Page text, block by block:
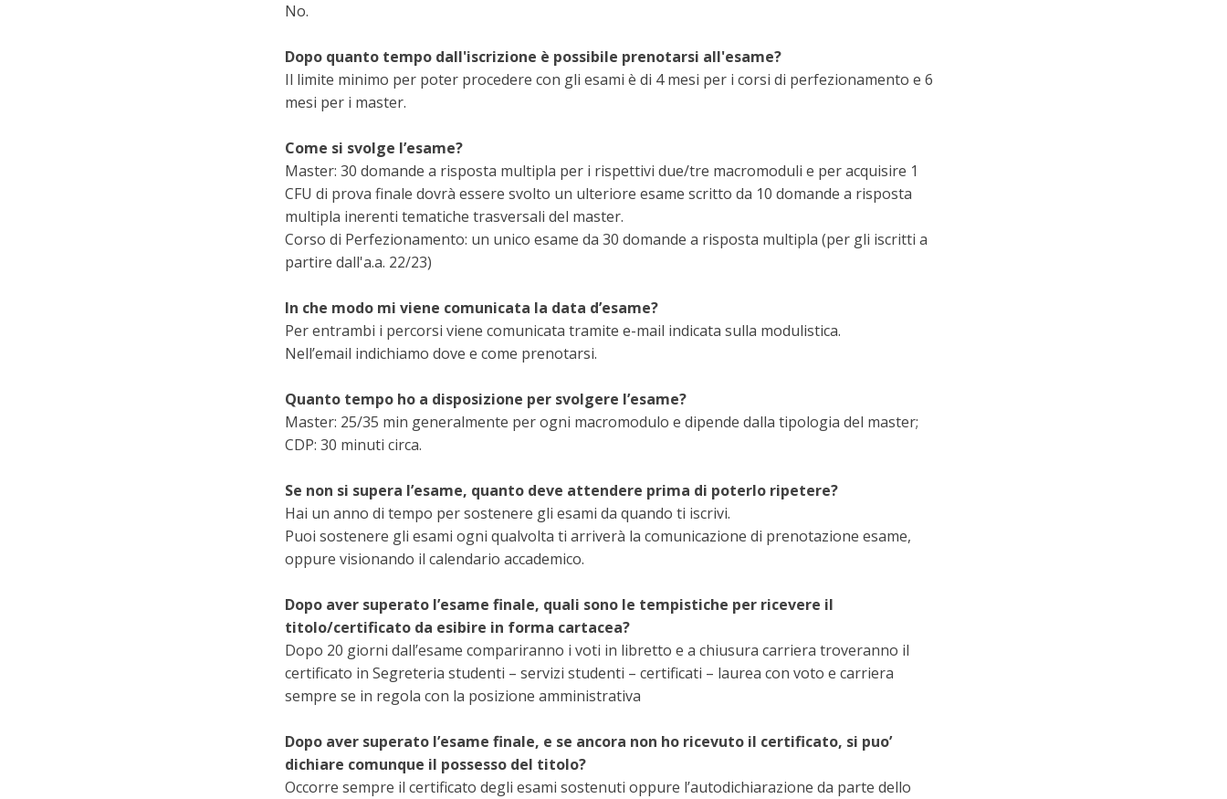
No.
Dopo quanto tempo dall'iscrizione è possibile prenotarsi all'esame?
Il limite minimo per poter procedere con gli esami è di 4 mesi per i corsi di perfezionamento e 6
mesi per i master.
Come si svolge l’esame?
Master: 30 domande a risposta multipla per i rispettivi due/tre macromoduli e per acquisire 1
CFU di prova finale dovrà essere svolto un ulteriore esame scritto da 10 domande a risposta
multipla inerenti tematiche trasversali del master.
Corso di Perfezionamento: un unico esame da 30 domande a risposta multipla (per gli iscritti a
partire dall'a.a. 22/23)
In che modo mi viene comunicata la data d’esame?
Per entrambi i percorsi viene comunicata tramite e-mail indicata sulla modulistica.
Nell’email indichiamo dove e come prenotarsi.
Quanto tempo ho a disposizione per svolgere l’esame?
Master: 25/35 min generalmente per ogni macromodulo e dipende dalla tipologia del master;
CDP: 30 minuti circa.
Se non si supera l’esame, quanto deve attendere prima di poterlo ripetere?
Hai un anno di tempo per sostenere gli esami da quando ti iscrivi.
Puoi sostenere gli esami ogni qualvolta ti arriverà la comunicazione di prenotazione esame,
oppure visionando il calendario accademico.
Dopo aver superato l’esame finale, quali sono le tempistiche per ricevere il
titolo/certificato da esibire in forma cartacea?
Dopo 20 giorni dall’esame compariranno i voti in libretto e a chiusura carriera troveranno il
certificato in Segreteria studenti – servizi studenti – certificati – laurea con voto e carriera
sempre se in regola con la posizione amministrativa
Dopo aver superato l’esame finale, e se ancora non ho ricevuto il certificato, si puo’
dichiare comunque il possesso del titolo?
Occorre sempre il certificato degli esami sostenuti oppure l’autodichiarazione da parte dello